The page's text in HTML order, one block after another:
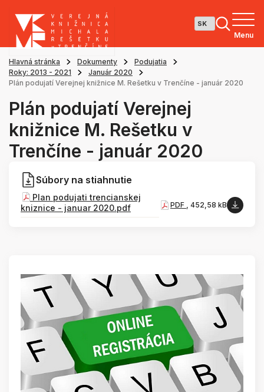
Menu
Hlavná stránka Dokumenty
Podujatia
Roky: 2013 - 2021
Január 2020
Plán podujatí Verejnej knižnice M. Rešetku v Trenčíne - január 2020
Plán podujatí Verejnej
knižnice M. Rešetku v
Trenčíne - január 2020
Súbory na stiahnutie
Plan podujati trencianskej
kniznice - januar 2020.pdf
PDF , 452,58 kB